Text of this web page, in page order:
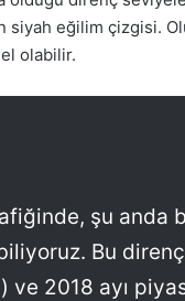
eğilim çizgisi.
olabilir.
şu anda
Bu
2018 ayı